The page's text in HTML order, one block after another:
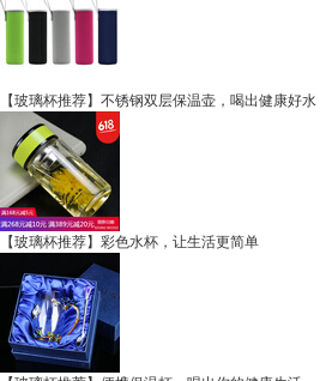
【玻璃杯推荐】不锈钢双层保温壶，喝出健康好水
【玻璃杯推荐】彩色水杯，让生活更简单